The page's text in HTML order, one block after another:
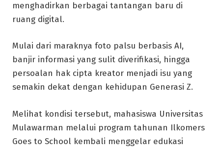
menghadirkan berbagai tantangan baru di
ruang digital.
Mulai dari maraknya foto palsu berbasis AI,
banjir informasi yang sulit diverifikasi, hingga
persoalan hak cipta kreator menjadi isu yang
semakin dekat dengan kehidupan Generasi Z.
Melihat kondisi tersebut, mahasiswa Universitas
Mulawarman melalui program tahunan Ilkomers
Goes to School kembali menggelar edukasi